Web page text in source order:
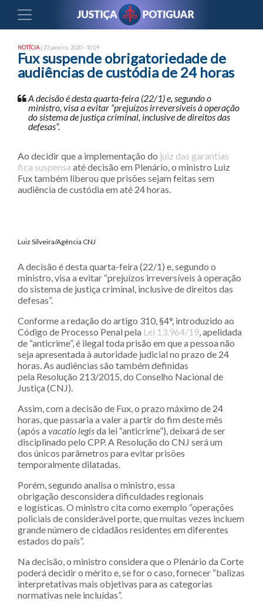
NOTÍCIA | 23 janeiro, 2020 - 10:09
Fux suspende obrigatoriedade de
audiências de custódia de 24 horas
A decisão é desta quarta-feira (22/1) e, segundo o
ministro, visa a evitar “prejuízos irreversíveis à operação
do sistema de justiça criminal, inclusive de direitos das
defesas”.
Ao decidir que a implementação do juiz das garantias
fica suspensa até decisão em Plenário, o ministro Luiz
Fux também liberou que prisões sejam feitas sem
audiência de custódia em até 24 horas.
Luiz Silveira/Agência CNJ
A decisão é desta quarta-feira (22/1) e, segundo o
ministro, visa a evitar “prejuízos irreversíveis à operação
do sistema de justiça criminal, inclusive de direitos das
defesas”.
Conforme a redação do artigo 310, §4°, introduzido ao
Código de Processo Penal pela Lei 13.964/19, apelidada
de “anticrime”, é ilegal toda prisão em que a pessoa não
seja apresentada à autoridade judicial no prazo de 24
horas. As audiências são também definidas
pela Resolução 213/2015, do Conselho Nacional de
Justiça (CNJ).
Assim, com a decisão de Fux, o prazo máximo de 24
horas, que passaria a valer a partir do fim deste mês
(após a vacatio legisda lei “anticrime”), deixará de ser
disciplinado pelo CPP. A Resolução do CNJ será um
dos únicos parâmetros para evitar prisões
temporalmente dilatadas.
Porém, segundo analisa o ministro, essa
obrigação desconsidera dificuldades regionais
e logísticas. O ministro cita como exemplo “operações
policiais de considerável porte, que muitas vezes incluem
grande número de cidadãos residentes em diferentes
estados do país”.
Na decisão, o ministro considera que o Plenário da Corte
poderá decidir o mérito e, se for o caso, fornecer “balizas
interpretativas mais objetivas para as categorias
normativas nele incluídas”.